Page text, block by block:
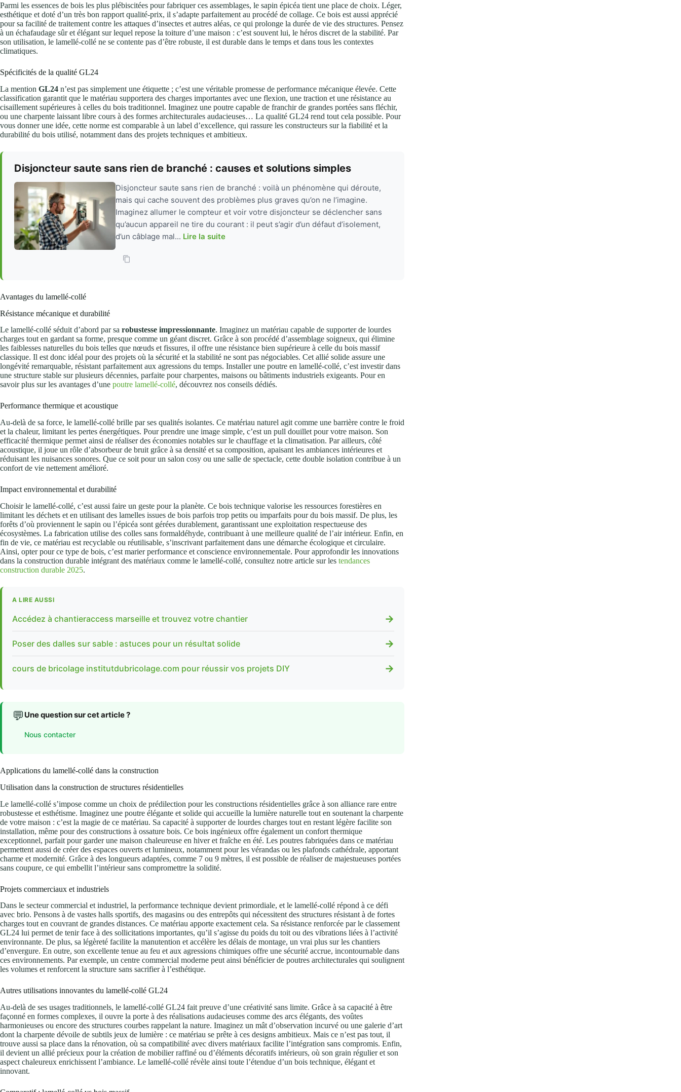
Parmi les essences de bois les plus plébiscitées pour fabriquer ces assemblages, le sapin épicéa tient une place de choix. Léger,
esthétique et doté d’un très bon rapport qualité-prix, il s’adapte parfaitement au procédé de collage. Ce bois est aussi apprécié
pour sa facilité de traitement contre les attaques d’insectes et autres aléas, ce qui prolonge la durée de vie des structures. Pensez
à un échafaudage sûr et élégant sur lequel repose la toiture d’une maison : c’est souvent lui, le héros discret de la stabilité. Par
son utilisation, le lamellé-collé ne se contente pas d’être robuste, il est durable dans le temps et dans tous les contextes
climatiques.
Spécificités de la qualité GL24
La mention GL24 n’est pas simplement une étiquette ; c’est une véritable promesse de performance mécanique élevée. Cette
classification garantit que le matériau supportera des charges importantes avec une flexion, une traction et une résistance au
cisaillement supérieures à celles du bois traditionnel. Imaginez une poutre capable de franchir de grandes portées sans fléchir,
ou une charpente laissant libre cours à des formes architecturales audacieuses… La qualité GL24 rend tout cela possible. Pour
vous donner une idée, cette norme est comparable à un label d’excellence, qui rassure les constructeurs sur la fiabilité et la
durabilité du bois utilisé, notamment dans des projets techniques et ambitieux.
Disjoncteur saute sans rien de branché : causes et solutions simples
Disjoncteur saute sans rien de branché : voilà un phénomène qui déroute,
mais qui cache souvent des problèmes plus graves qu’on ne l’imagine.
Imaginez allumer le compteur et voir votre disjoncteur se déclencher sans
qu’aucun appareil ne tire du courant : il peut s’agir d’un défaut d’isolement,
d’un câblage mal... Lire la suite
Avantages du lamellé-collé
Résistance mécanique et durabilité
Le lamellé-collé séduit d’abord par sa robustesse impressionnante. Imaginez un matériau capable de supporter de lourdes
charges tout en gardant sa forme, presque comme un géant discret. Grâce à son procédé d’assemblage soigneux, qui élimine
les faiblesses naturelles du bois telles que nœuds et fissures, il offre une résistance bien supérieure à celle du bois massif
classique. Il est donc idéal pour des projets où la sécurité et la stabilité ne sont pas négociables. Cet allié solide assure une
longévité remarquable, résistant parfaitement aux agressions du temps. Installer une poutre en lamellé-collé, c’est investir dans
une structure stable sur plusieurs décennies, parfaite pour charpentes, maisons ou bâtiments industriels exigeants. Pour en
savoir plus sur les avantages d’une poutre lamellé-collé, découvrez nos conseils dédiés.
Performance thermique et acoustique
Au-delà de sa force, le lamellé-collé brille par ses qualités isolantes. Ce matériau naturel agit comme une barrière contre le froid
et la chaleur, limitant les pertes énergétiques. Pour prendre une image simple, c’est un pull douillet pour votre maison. Son
efficacité thermique permet ainsi de réaliser des économies notables sur le chauffage et la climatisation. Par ailleurs, côté
acoustique, il joue un rôle d’absorbeur de bruit grâce à sa densité et sa composition, apaisant les ambiances intérieures et
réduisant les nuisances sonores. Que ce soit pour un salon cosy ou une salle de spectacle, cette double isolation contribue à un
confort de vie nettement amélioré.
Impact environnemental et durabilité
Choisir le lamellé-collé, c’est aussi faire un geste pour la planète. Ce bois technique valorise les ressources forestières en
limitant les déchets et en utilisant des lamelles issues de bois parfois trop petits ou imparfaits pour du bois massif. De plus, les
forêts d’où proviennent le sapin ou l’épicéa sont gérées durablement, garantissant une exploitation respectueuse des
écosystèmes. La fabrication utilise des colles sans formaldéhyde, contribuant à une meilleure qualité de l’air intérieur. Enfin, en
fin de vie, ce matériau est recyclable ou réutilisable, s’inscrivant parfaitement dans une démarche écologique et circulaire.
Ainsi, opter pour ce type de bois, c’est marier performance et conscience environnementale. Pour approfondir les innovations
dans la construction durable intégrant des matériaux comme le lamellé-collé, consultez notre article sur les tendances
construction durable 2025.
A LIRE AUSSI
Accédez à chantieraccess marseille et trouvez votre chantier →
Poser des dalles sur sable : astuces pour un résultat solide →
cours de bricolage institutdubricolage.com pour réussir vos projets DIY →
💬 Une question sur cet article ?
Nous contacter
Applications du lamellé-collé dans la construction
Utilisation dans la construction de structures résidentielles
Le lamellé-collé s’impose comme un choix de prédilection pour les constructions résidentielles grâce à son alliance rare entre
robustesse et esthétisme. Imaginez une poutre élégante et solide qui accueille la lumière naturelle tout en soutenant la charpente
de votre maison : c’est la magie de ce matériau. Sa capacité à supporter de lourdes charges tout en restant légère facilite son
installation, même pour des constructions à ossature bois. Ce bois ingénieux offre également un confort thermique
exceptionnel, parfait pour garder une maison chaleureuse en hiver et fraîche en été. Les poutres fabriquées dans ce matériau
permettent aussi de créer des espaces ouverts et lumineux, notamment pour les vérandas ou les plafonds cathédrale, apportant
charme et modernité. Grâce à des longueurs adaptées, comme 7 ou 9 mètres, il est possible de réaliser de majestueuses portées
sans coupure, ce qui embellit l’intérieur sans compromettre la solidité.
Projets commerciaux et industriels
Dans le secteur commercial et industriel, la performance technique devient primordiale, et le lamellé-collé répond à ce défi
avec brio. Pensons à de vastes halls sportifs, des magasins ou des entrepôts qui nécessitent des structures résistant à de fortes
charges tout en couvrant de grandes distances. Ce matériau apporte exactement cela. Sa résistance renforcée par le classement
GL24 lui permet de tenir face à des sollicitations importantes, qu’il s’agisse du poids du toit ou des vibrations liées à l’activité
environnante. De plus, sa légèreté facilite la manutention et accélère les délais de montage, un vrai plus sur les chantiers
d’envergure. En outre, son excellente tenue au feu et aux agressions chimiques offre une sécurité accrue, incontournable dans
ces environnements. Par exemple, un centre commercial moderne peut ainsi bénéficier de poutres architecturales qui soulignent
les volumes et renforcent la structure sans sacrifier à l’esthétique.
Autres utilisations innovantes du lamellé-collé GL24
Au-delà de ses usages traditionnels, le lamellé-collé GL24 fait preuve d’une créativité sans limite. Grâce à sa capacité à être
façonné en formes complexes, il ouvre la porte à des réalisations audacieuses comme des arcs élégants, des voûtes
harmonieuses ou encore des structures courbes rappelant la nature. Imaginez un mât d’observation incurvé ou une galerie d’art
dont la charpente dévoile de subtils jeux de lumière : ce matériau se prête à ces designs ambitieux. Mais ce n’est pas tout, il
trouve aussi sa place dans la rénovation, où sa compatibilité avec divers matériaux facilite l’intégration sans compromis. Enfin,
il devient un allié précieux pour la création de mobilier raffiné ou d’éléments décoratifs intérieurs, où son grain régulier et son
aspect chaleureux enrichissent l’ambiance. Le lamellé-collé révèle ainsi toute l’étendue d’un bois technique, élégant et
innovant.